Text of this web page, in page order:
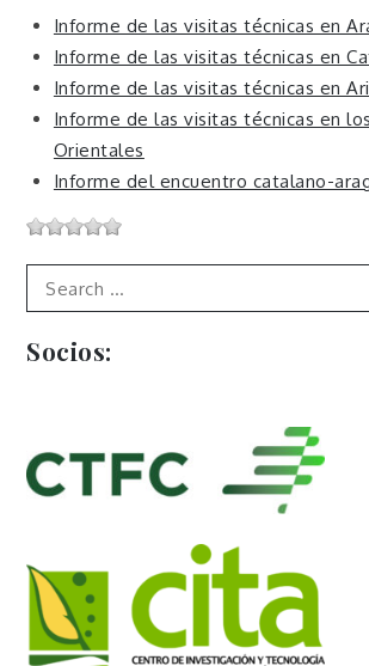
Informe de las visitas técnicas en
Informe de las visitas técnicas en
Informe de las visitas técnicas en
Informe de las visitas técnicas en
Orientales
Informe del encuentro catalano-
Search
for:
Socios: